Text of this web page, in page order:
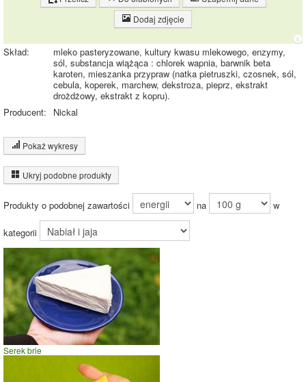
Dodaj zdjęcie
Skład:
mleko pasteryzowane, kultury kwasu mlekowego, enzymy,
sól, substancja wiążąca : chlorek wapnia, barwnik beta
karoten, mieszanka przypraw (natka pietruszki, czosnek, sól,
cebula, koperek, marchew, dekstroza, pieprz, ekstrakt
drożdżowy, ekstrakt z kopru).
Producent:
Nickal
Pokaż wykresy
Wykres składu produktu
Tłuszcz (25%)
Sól (1%)
25.3%
Wykres źródeł energii produktu
Energia z białek
(31%)
31%
Ukryj podobne produkty
Produkty o podobnej zawartości na w
kategorii
Serek brie